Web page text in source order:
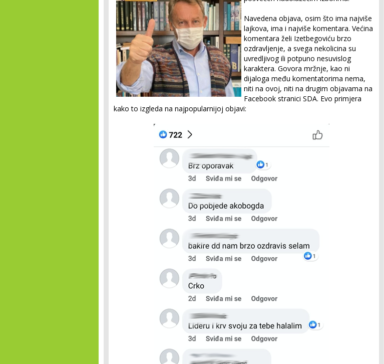
Navedena objava, osim što ima najviše
lajkova, ima i najviše komentara. Većina
komentara želi Izetbegoviću brzo
ozdravljenje, a svega nekolicina su
uvredljivog ili potpuno nesuvislog
karaktera. Govora mržnje, kao ni
dijaloga među komentatorima nema,
niti na ovoj, niti na drugim objavama na
Facebook stranici SDA. Evo primjera
kako to izgleda na najpopularnijoj objavi: